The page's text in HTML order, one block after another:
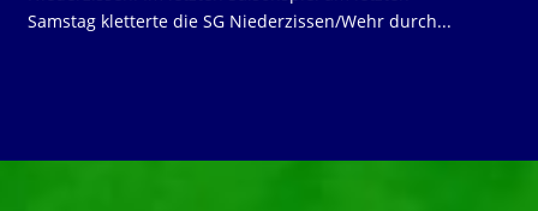
Samstag kletterte die SG Niederzissen/Wehr durch...